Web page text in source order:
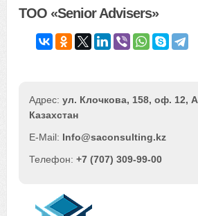
ТОО «Senior Advisers»
ул. Клочкова, 158, оф. 12,
Казахстан
Info@saconsulting.kz
+7 (707) 309-99-00